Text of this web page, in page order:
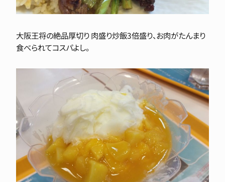
大阪王将の絶品厚切り 肉盛り炒飯3倍盛り、お肉がたんまり
食べられてコスパよし。